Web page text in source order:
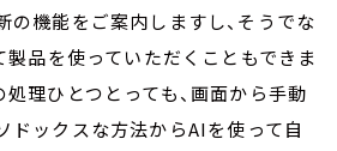
の機能をご案内しますし、そうでな
製品を使っていただくこともできま
理ひとつとっても、画面から手動
ドックスな方法からAIを使って自